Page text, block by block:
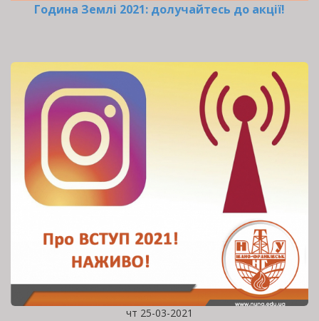
Година Землі 2021: долучайтесь до акції!
чт 25-03-2021